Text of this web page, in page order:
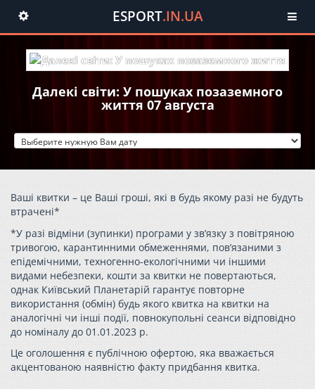
Toggle
navigation
ESPORT.IN.UA
Далекі світи: У пошуках позаземного
життя 07 августа
Ваші квитки – це Ваші гроші, які в будь якому разі не будуть
втрачені*
*У разі відміни (зупинки) програми у зв’язку з повітряною
тривогою, карантинними обмеженнями, пов’язаними з
епідемічними, техногенно-екологічними чи іншими
видами небезпеки, кошти за квитки не повертаються,
однак Київський Планетарій гарантує повторне
використання (обмін) будь якого квитка на квитки на
аналогічні чи інші події, повнокупольні сеанси відповідно
до номіналу до 01.01.2023 р.
Це оголошення є публічною офертою, яка вважається
акцентованою наявністю факту придбання квитка.